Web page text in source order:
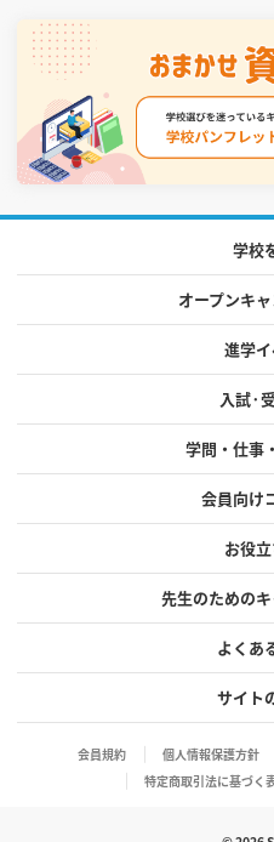
学校
オープンキ
進学
入試·
学問・仕事
会員向け
お役
先生のための
よくあ
サイト
会員規約 個人情報保護方針
特定商取引法に基づく